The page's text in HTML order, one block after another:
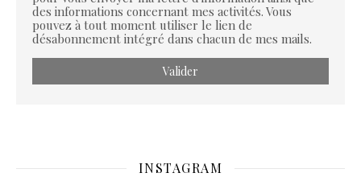
des informations concernant mes activités. Vous
pouvez à tout moment utiliser le lien de
désabonnement intégré dans chacun de mes mails.
INSTAGRAM